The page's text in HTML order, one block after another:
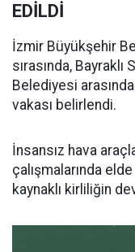
EDİLDİ
İzmir Büyükşehir
sırasında, Bayraklı
Belediyesi
vakası belirlendi.
İnsansız hava
çalışmalarında
kaynaklı kirliliğin